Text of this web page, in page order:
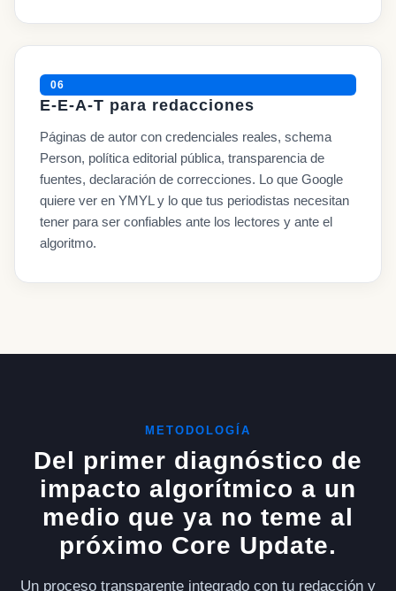
06
E-E-A-T para redacciones
Páginas de autor con credenciales reales, schema
Person, política editorial pública, transparencia de
fuentes, declaración de correcciones. Lo que Google
quiere ver en YMYL y lo que tus periodistas necesitan
tener para ser confiables ante los lectores y ante el
algoritmo.
METODOLOGÍA
Del primer diagnóstico de
impacto algorítmico a un
medio que ya no teme al
próximo Core Update.
Un proceso transparente integrado con tu redacción y